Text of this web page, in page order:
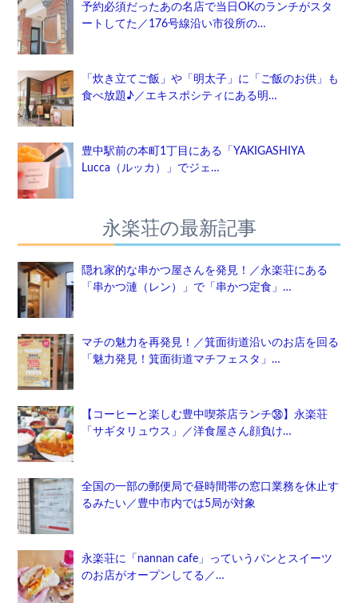
予約必須だったあの名店で当日OKのランチがスタ
ートしてた／176号線沿い市役所の…
「炊き立てご飯」や「明太子」に「ご飯のお供」も
食べ放題♪／エキスポシティにある明…
豊中駅前の本町1丁目にある「YAKIGASHIYA
Lucca（ルッカ）」でジェ…
永楽荘の最新記事
隠れ家的な串かつ屋さんを発見！／永楽荘にある
「串かつ漣（レン）」で「串かつ定食」…
マチの魅力を再発見！／箕面街道沿いのお店を回る
「魅力発見！箕面街道マチフェスタ」…
【コーヒーと楽しむ豊中喫茶店ランチ㊳】永楽荘
「サギタリュウス」／洋食屋さん顔負け…
全国の一部の郵便局で昼時間帯の窓口業務を休止す
るみたい／豊中市内では5局が対象
永楽荘に「nannan cafe」っていうパンとスイーツ
のお店がオープンしてる／…